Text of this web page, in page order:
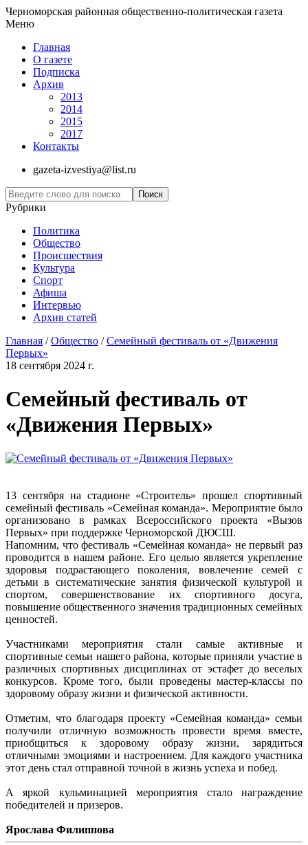
Черноморская районная общественно-политическая газета
Меню
Главная
О газете
Подписка
Архив
2013
2014
2015
2017
Контакты
gazeta-izvestiya@list.ru
Рубрики
Политика
Общество
Проиcшествия
Культура
Спорт
Афиша
Интервью
Архив статей
Главная /Общество /Семейный фестиваль от «Движения
Первых»
18 сентября 2024 г.
Семейный фестиваль от
«Движения Первых»
13 сентября на стадионе «Строитель» прошел спортивный
семейный фестиваль «Семейная команда». Мероприятие было
организовано в рамках Всероссийского проекта «Вызов
Первых» при поддержке Черноморской ДЮСШ.
Напомним, что фестиваль «Семейная команда» не первый раз
проводится в нашем районе. Его целью является укрепление
здоровья подрастающего поколения, вовлечение семей с
детьми в систематические занятия физической культурой и
спортом, совершенствование их спортивного досуга,
повышение общественного значения традиционных семейных
ценностей.
Участниками мероприятия стали самые активные и
спортивные семьи нашего района, которые приняли участие в
различных спортивных дисциплинах от эстафет до веселых
конкурсов. Кроме того, были проведены мастер-классы по
здоровому образу жизни и физической активности.
Отметим, что благодаря проекту «Семейная команда» семьи
получили отличную возможность провести время вместе,
приобщиться к здоровому образу жизни, зарядиться
отличными эмоциями и настроением. Для каждого участника
этот день стал отправной точной в жизнь успеха и побед.
А яркой кульминацией мероприятия стало награждение
победителей и призеров.
Ярослава Филиппова